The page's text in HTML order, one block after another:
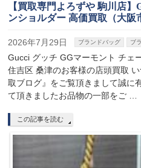
【買取専門よろずや 駒川店
ンショルダー 高価買取（大阪
2026年7月29日 ブランドバッグ ブ
Gucci グッチ GGマーモント チェ
住吉区 桑津のお客様の店頭買取
取ブログ』をご覧頂きまして誠に
て頂きましたお品物の一部をご …
この記事を読む